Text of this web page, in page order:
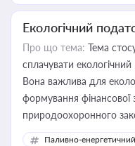
Екологічний
Про що тема: Тема
сплачувати
Вона важлива для
формування фінансової
природоохоронного
Паливно-